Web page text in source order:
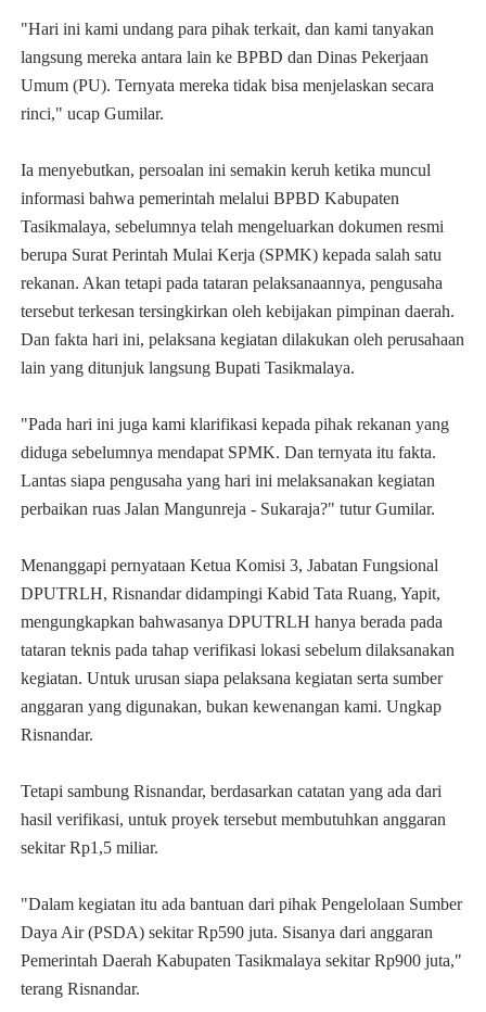
"Hari ini kami undang para pihak terkait, dan kami tanyakan
langsung mereka antara lain ke BPBD dan Dinas Pekerjaan
Umum (PU). Ternyata mereka tidak bisa menjelaskan secara
rinci," ucap Gumilar.
Ia menyebutkan, persoalan ini semakin keruh ketika muncul
informasi bahwa pemerintah melalui BPBD Kabupaten
Tasikmalaya, sebelumnya telah mengeluarkan dokumen resmi
berupa Surat Perintah Mulai Kerja (SPMK) kepada salah satu
rekanan. Akan tetapi pada tataran pelaksanaannya, pengusaha
tersebut terkesan tersingkirkan oleh kebijakan pimpinan daerah.
Dan fakta hari ini, pelaksana kegiatan dilakukan oleh perusahaan
lain yang ditunjuk langsung Bupati Tasikmalaya.
"Pada hari ini juga kami klarifikasi kepada pihak rekanan yang
diduga sebelumnya mendapat SPMK. Dan ternyata itu fakta.
Lantas siapa pengusaha yang hari ini melaksanakan kegiatan
perbaikan ruas Jalan Mangunreja - Sukaraja?" tutur Gumilar.
Menanggapi pernyataan Ketua Komisi 3, Jabatan Fungsional
DPUTRLH, Risnandar didampingi Kabid Tata Ruang, Yapit,
mengungkapkan bahwasanya DPUTRLH hanya berada pada
tataran teknis pada tahap verifikasi lokasi sebelum dilaksanakan
kegiatan. Untuk urusan siapa pelaksana kegiatan serta sumber
anggaran yang digunakan, bukan kewenangan kami. Ungkap
Risnandar.
Tetapi sambung Risnandar, berdasarkan catatan yang ada dari
hasil verifikasi, untuk proyek tersebut membutuhkan anggaran
sekitar Rp1,5 miliar.
"Dalam kegiatan itu ada bantuan dari pihak Pengelolaan Sumber
Daya Air (PSDA) sekitar Rp590 juta. Sisanya dari anggaran
Pemerintah Daerah Kabupaten Tasikmalaya sekitar Rp900 juta,"
terang Risnandar.